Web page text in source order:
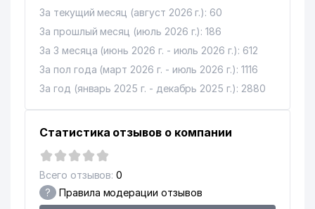
13 UZINFOCOM ГУП
14
ДИРЕКЦИЯ ПО ЭКСПЛУАТАЦИИ
ЗДАНИЯ РО УЗБЕКГОСЦИРКА
256 м
O'ZBEKTELEKOM АО
17
GLOBAL EDUCATION
291 м
18 BARLOS BEST ООО
ГОСУДАРСТВЕННЫЙ
За текущий месяц (август 2026 г.): 60
За прошлый месяц (июль 2026 г.): 186
За 3 месяца (июнь 2026 г. - июль 2026 г.): 612
За пол года (март 2026 г. - июль 2026 г.): 1116
За год (январь 2025 г. - декабрь 2025 г.): 2880
Статистика отзывов о компании
Всего отзывов: 0
? Правила модерации отзывов